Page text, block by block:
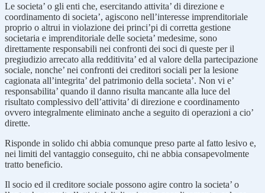
Le societa’ o gli enti che, esercitando attivita’ di direzione e
coordinamento di societa’, agiscono nell’interesse imprenditoriale
proprio o altrui in violazione dei princi’pi di corretta gestione
societaria e imprenditoriale delle societa’ medesime, sono
direttamente responsabili nei confronti dei soci di queste per il
pregiudizio arrecato alla redditivita’ ed al valore della partecipazione
sociale, nonche’ nei confronti dei creditori sociali per la lesione
cagionata all’integrita’ del patrimonio della societa’. Non vi e’
responsabilita’ quando il danno risulta mancante alla luce del
risultato complessivo dell’attivita’ di direzione e coordinamento
ovvero integralmente eliminato anche a seguito di operazioni a cio’
dirette.
Risponde in solido chi abbia comunque preso parte al fatto lesivo e,
nei limiti del vantaggio conseguito, chi ne abbia consapevolmente
tratto beneficio.
Il socio ed il creditore sociale possono agire contro la societa’ o